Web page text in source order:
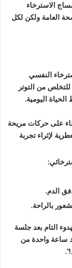
الاسترخاء
العامة ولكن لكل
النفسي
من التوتر
اليومية.
على حركات مريحة
لإثراء تجربة
الدم.
بالراحة.
التام بعد جلسة
ساعة واحدة من